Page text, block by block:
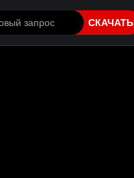
СКАЧАТЬ